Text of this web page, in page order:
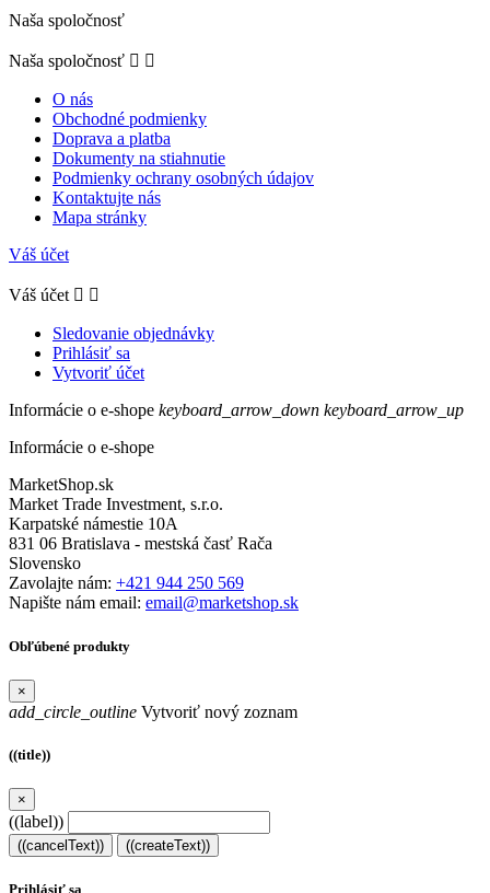
Naša spoločnosť
Naša spoločnosť  
O nás
Obchodné podmienky
Doprava a platba
Dokumenty na stiahnutie
Podmienky ochrany osobných údajov
Kontaktujte nás
Mapa stránky
Váš účet
Váš účet  
Sledovanie objednávky
Prihlásiť sa
Vytvoriť účet
Informácie o e-shope keyboard_arrow_down keyboard_arrow_up
Informácie o e-shope
MarketShop.sk
Market Trade Investment, s.r.o.
Karpatské námestie 10A
831 06 Bratislava - mestská časť Rača
Slovensko
Zavolajte nám: +421 944 250 569
Napište nám email: email@marketshop.sk
Obľúbené produkty
×
add_circle_outline Vytvoriť nový zoznam
((title))
×
((label))
((cancelText)) ((createText))
Prihlásiť sa